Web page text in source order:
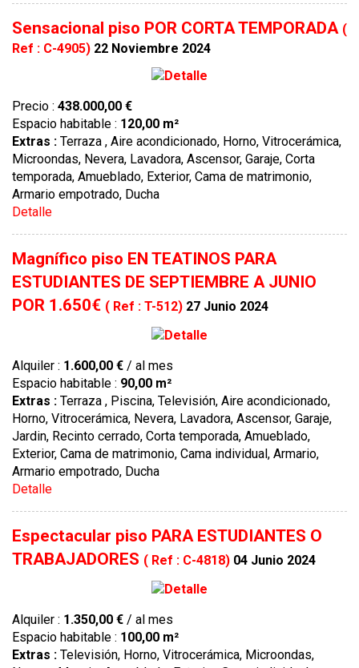
Sensacional piso POR CORTA TEMPORADA (
Ref : C-4905) 22 Noviembre 2024
Precio : 438.000,00 €
Espacio habitable : 120,00 m²
Extras : Terraza , Aire acondicionado, Horno, Vitrocerámica,
Microondas, Nevera, Lavadora, Ascensor, Garaje, Corta
temporada, Amueblado, Exterior, Cama de matrimonio,
Armario empotrado, Ducha
Detalle
Magnífico piso EN TEATINOS PARA
ESTUDIANTES DE SEPTIEMBRE A JUNIO
POR 1.650€ ( Ref : T-512) 27 Junio 2024
Alquiler : 1.600,00 € / al mes
Espacio habitable : 90,00 m²
Extras : Terraza , Piscina, Televisión, Aire acondicionado,
Horno, Vitrocerámica, Nevera, Lavadora, Ascensor, Garaje,
Jardin, Recinto cerrado, Corta temporada, Amueblado,
Exterior, Cama de matrimonio, Cama individual, Armario,
Armario empotrado, Ducha
Detalle
Espectacular piso PARA ESTUDIANTES O
TRABAJADORES ( Ref : C-4818) 04 Junio 2024
Alquiler : 1.350,00 € / al mes
Espacio habitable : 100,00 m²
Extras : Televisión, Horno, Vitrocerámica, Microondas,